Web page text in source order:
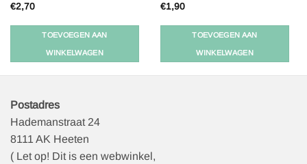
€2,70
TOEVOEGEN AAN
WINKELWAGEN
€1,90
TOEVOEGEN AAN
WINKELWAGEN
Postadres
Hademanstraat 24
8111 AK Heeten
( Let op! Dit is een webwinkel,